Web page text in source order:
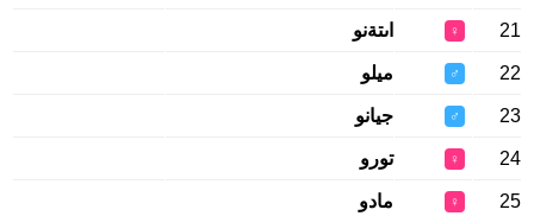
21
♀ اىتةنو
22
♂ ميلو
23
♂ جيانو
24
♀ تورو
25
♀ مادو